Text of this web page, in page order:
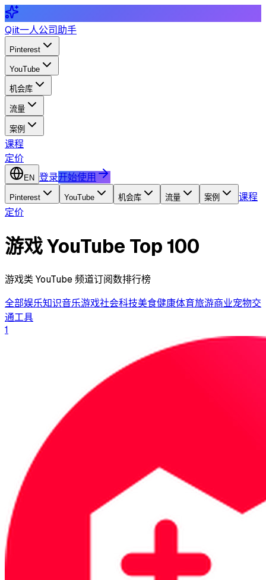
Qiit一人公司助手
Pinterest
YouTube
机会库
流量
案例
课程
定价
EN 登录开始使用
Pinterest YouTube 机会库 流量 案例
课程
定价
游戏 YouTube Top 100
游戏类 YouTube 频道订阅数排行榜
全部娱乐知识音乐游戏社会科技美食健康体育旅游商业宠物交
通工具
1